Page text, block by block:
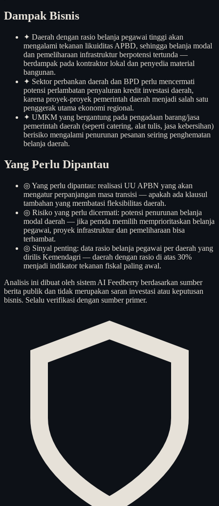
Dampak Bisnis
✦ Daerah dengan rasio belanja pegawai tinggi akan
mengalami tekanan likuiditas APBD, sehingga belanja modal
dan pemeliharaan infrastruktur berpotensi tertunda —
berdampak pada kontraktor lokal dan penyedia material
bangunan.
✦ Sektor perbankan daerah dan BPD perlu mencermati
potensi perlambatan penyaluran kredit investasi daerah,
karena proyek-proyek pemerintah daerah menjadi salah satu
penggerak utama ekonomi regional.
✦ UMKM yang bergantung pada pengadaan barang/jasa
pemerintah daerah (seperti catering, alat tulis, jasa kebersihan)
berisiko mengalami penurunan pesanan seiring penghematan
belanja daerah.
Yang Perlu Dipantau
◎ Yang perlu dipantau: realisasi UU APBN yang akan
mengatur perpanjangan masa transisi — apakah ada klausul
tambahan yang membatasi fleksibilitas daerah.
◎ Risiko yang perlu dicermati: potensi penurunan belanja
modal daerah — jika pemda memilih memprioritaskan belanja
pegawai, proyek infrastruktur dan pemeliharaan bisa
terhambat.
◎ Sinyal penting: data rasio belanja pegawai per daerah yang
dirilis Kemendagri — daerah dengan rasio di atas 30%
menjadi indikator tekanan fiskal paling awal.
Analisis ini dibuat oleh sistem AI Feedberry berdasarkan sumber
berita publik dan tidak merupakan saran investasi atau keputusan
bisnis. Selalu verifikasi dengan sumber primer.